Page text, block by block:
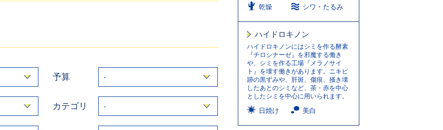
予算
カテゴリ
乾燥 シワ・たるみ
ハイドロキノン
ハイドロキノンにはシミを作る酵素
『チロシナーゼ』を邪魔する働き
や、シミを作る工場『メラノサイ
ト』を壊す働きがあります。ニキビ
跡の黒ずみや、肝斑、傷痕、掻き壊
したあとのシミなど、茶・赤を中心
としたシミを中心に用いられます。
日焼け 美白